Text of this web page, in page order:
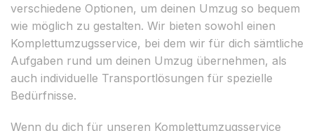
verschiedene Optionen, um deinen Umzug so bequem
wie möglich zu gestalten. Wir bieten sowohl einen
Komplettumzugsservice, bei dem wir für dich sämtliche
Aufgaben rund um deinen Umzug übernehmen, als
auch individuelle Transportlösungen für spezielle
Bedürfnisse.
Wenn du dich für unseren Komplettumzugsservice